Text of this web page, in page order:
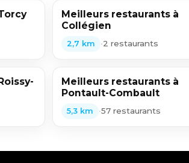
Meilleurs restaurants à
Collégien
2,7 km •2 restaurants
Meilleurs restaurants à
Pontault-Combault
5,3 km •57 restaurants